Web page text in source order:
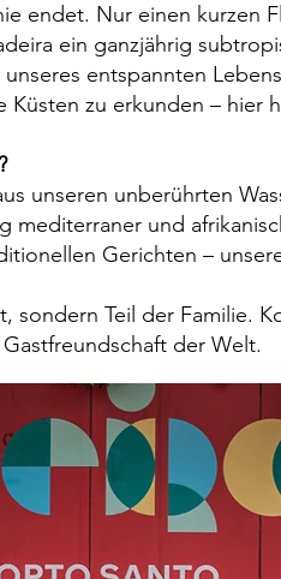
endet. Nur einen kurzen
ein ganzjährig
entspannten
zu erkunden – hier
unseren unberührten
mediterraner und
Gerichten –
sondern Teil der Familie.
der Welt.